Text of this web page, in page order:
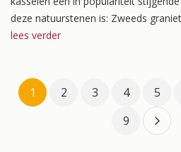
deze natuurstenen is: Zweeds
lees verder
1 2 3 4 5
9